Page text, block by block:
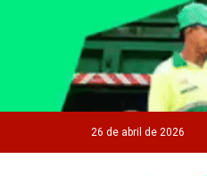
26 de abril de 2026